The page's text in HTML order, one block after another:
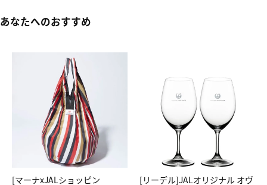
あなたへのおすすめ
[マーナxJALショッピン
[リーデル]JALオリジナル オヴ